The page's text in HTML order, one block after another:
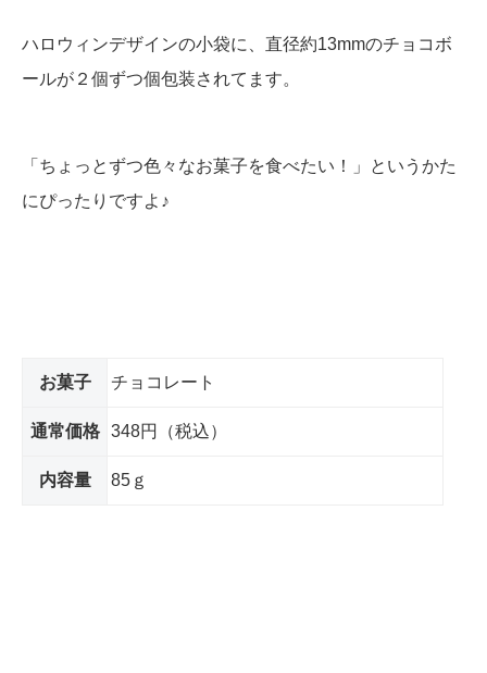
ハロウィンデザインの小袋に、直径約13mmのチョコボ
ールが２個ずつ個包装されてます。
「ちょっとずつ色々なお菓子を食べたい！」というかた
にぴったりですよ♪
お菓子 チョコレート
通常価格 348円（税込）
内容量 85ｇ